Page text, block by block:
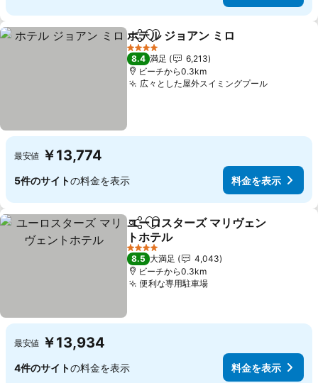
シェアお気に入りに追加
ホテル ジョアン ミロ
4 ホテルのランク
8.4 満足
6,213
ビーチから0.3km
広々とした屋外スイミングプール
最安値 ￥13,774
5件のサイトの料金を表示 料金を表示
シェアお気に入りに追加
ユーロスターズ マリヴェン
トホテル
4 ホテルのランク
8.5 大満足
4,043
ビーチから0.3km
便利な専用駐車場
最安値 ￥13,934
4件のサイトの料金を表示 料金を表示